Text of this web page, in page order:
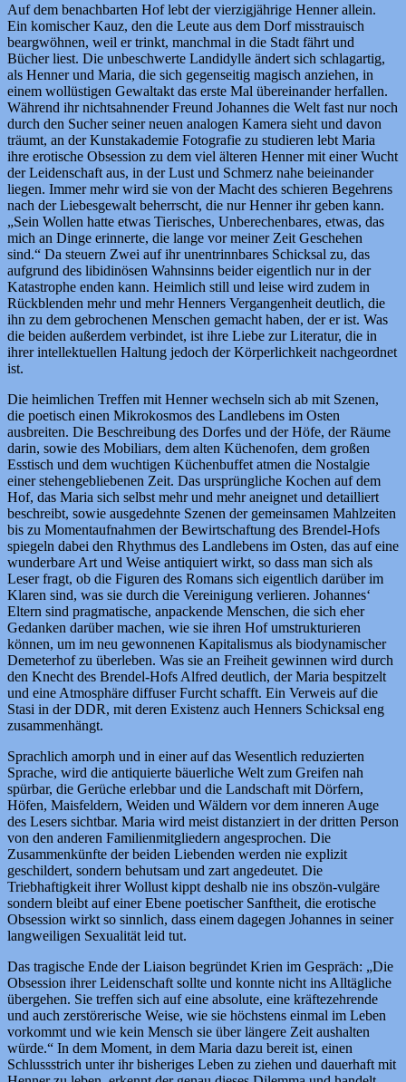
Auf dem benachbarten Hof lebt der vierzigjährige Henner allein.
Ein komischer Kauz, den die Leute aus dem Dorf misstrauisch
beargwöhnen, weil er trinkt, manchmal in die Stadt fährt und
Bücher liest. Die unbeschwerte Landidylle ändert sich schlagartig,
als Henner und Maria, die sich gegenseitig magisch anziehen, in
einem wollüstigen Gewaltakt das erste Mal übereinander herfallen.
Während ihr nichtsahnender Freund Johannes die Welt fast nur noch
durch den Sucher seiner neuen analogen Kamera sieht und davon
träumt, an der Kunstakademie Fotografie zu studieren lebt Maria
ihre erotische Obsession zu dem viel älteren Henner mit einer Wucht
der Leidenschaft aus, in der Lust und Schmerz nahe beieinander
liegen. Immer mehr wird sie von der Macht des schieren Begehrens
nach der Liebesgewalt beherrscht, die nur Henner ihr geben kann.
„Sein Wollen hatte etwas Tierisches, Unberechenbares, etwas, das
mich an Dinge erinnerte, die lange vor meiner Zeit Geschehen
sind.“ Da steuern Zwei auf ihr unentrinnbares Schicksal zu, das
aufgrund des libidinösen Wahnsinns beider eigentlich nur in der
Katastrophe enden kann. Heimlich still und leise wird zudem in
Rückblenden mehr und mehr Henners Vergangenheit deutlich, die
ihn zu dem gebrochenen Menschen gemacht haben, der er ist. Was
die beiden außerdem verbindet, ist ihre Liebe zur Literatur, die in
ihrer intellektuellen Haltung jedoch der Körperlichkeit nachgeordnet
ist.
Die heimlichen Treffen mit Henner wechseln sich ab mit Szenen,
die poetisch einen Mikrokosmos des Landlebens im Osten
ausbreiten. Die Beschreibung des Dorfes und der Höfe, der Räume
darin, sowie des Mobiliars, dem alten Küchenofen, dem großen
Esstisch und dem wuchtigen Küchenbuffet atmen die Nostalgie
einer stehengebliebenen Zeit. Das ursprüngliche Kochen auf dem
Hof, das Maria sich selbst mehr und mehr aneignet und detailliert
beschreibt, sowie ausgedehnte Szenen der gemeinsamen Mahlzeiten
bis zu Momentaufnahmen der Bewirtschaftung des Brendel-Hofs
spiegeln dabei den Rhythmus des Landlebens im Osten, das auf eine
wunderbare Art und Weise antiquiert wirkt, so dass man sich als
Leser fragt, ob die Figuren des Romans sich eigentlich darüber im
Klaren sind, was sie durch die Vereinigung verlieren. Johannes‘
Eltern sind pragmatische, anpackende Menschen, die sich eher
Gedanken darüber machen, wie sie ihren Hof umstrukturieren
können, um im neu gewonnenen Kapitalismus als biodynamischer
Demeterhof zu überleben. Was sie an Freiheit gewinnen wird durch
den Knecht des Brendel-Hofs Alfred deutlich, der Maria bespitzelt
und eine Atmosphäre diffuser Furcht schafft. Ein Verweis auf die
Stasi in der DDR, mit deren Existenz auch Henners Schicksal eng
zusammenhängt.
Sprachlich amorph und in einer auf das Wesentlich reduzierten
Sprache, wird die antiquierte bäuerliche Welt zum Greifen nah
spürbar, die Gerüche erlebbar und die Landschaft mit Dörfern,
Höfen, Maisfeldern, Weiden und Wäldern vor dem inneren Auge
des Lesers sichtbar. Maria wird meist distanziert in der dritten Person
von den anderen Familienmitgliedern angesprochen. Die
Zusammenkünfte der beiden Liebenden werden nie explizit
geschildert, sondern behutsam und zart angedeutet. Die
Triebhaftigkeit ihrer Wollust kippt deshalb nie ins obszön-vulgäre
sondern bleibt auf einer Ebene poetischer Sanftheit, die erotische
Obsession wirkt so sinnlich, dass einem dagegen Johannes in seiner
langweiligen Sexualität leid tut.
Das tragische Ende der Liaison begründet Krien im Gespräch: „Die
Obsession ihrer Leidenschaft sollte und konnte nicht ins Alltägliche
übergehen. Sie treffen sich auf eine absolute, eine kräftezehrende
und auch zerstörerische Weise, wie sie höchstens einmal im Leben
vorkommt und wie kein Mensch sie über längere Zeit aushalten
würde.“ In dem Moment, in dem Maria dazu bereit ist, einen
Schlussstrich unter ihr bisheriges Leben zu ziehen und dauerhaft mit